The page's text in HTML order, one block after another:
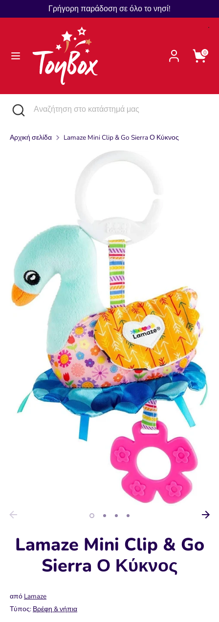
στο
Γρήγορη παράδοση σε όλο το νησί!
0
Γλώσσα
Ελληνικά
ΑναζήτησηΑναζήτηση
στο
κατάστημά
μας
ΑναζήτησηΑναζήτηση
κατάστημά
Κλείστε
αναζήτηση
Αρχική σελίδα Lamaze Mini Clip & Go Sierra Ο Κύκνος
Lamaze Mini Clip & Go
Sierra Ο Κύκνος
από Lamaze
Τύπος: Βρέφη & νήπια